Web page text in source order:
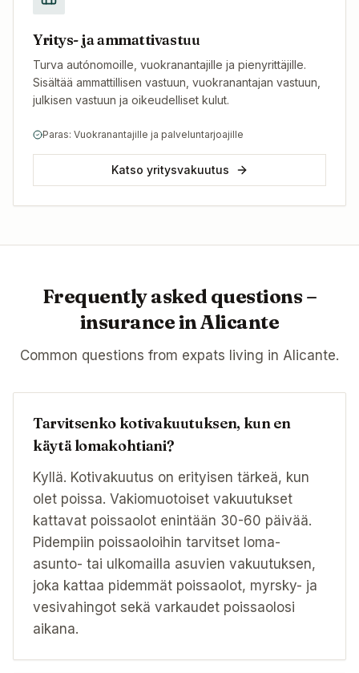
Yritys- ja ammattivastuu
Turva autónomoille, vuokranantajille ja pienyrittäjille.
Sisältää ammattillisen vastuun, vuokranantajan vastuun,
julkisen vastuun ja oikeudelliset kulut.
Paras: Vuokranantajille ja palveluntarjoajille
Katso yritysvakuutus
Frequently asked questions –
insurance inAlicante
Common questions from expats living in Alicante.
Tarvitsenko kotivakuutuksen, kun en
käytä lomakohtiani?
Kyllä. Kotivakuutus on erityisen tärkeä, kun
olet poissa. Vakiomuotoiset vakuutukset
kattavat poissaolot enintään 30-60 päivää.
Pidempiin poissaoloihin tarvitset loma-
asunto- tai ulkomailla asuvien vakuutuksen,
joka kattaa pidemmät poissaolot, myrsky- ja
vesivahingot sekä varkaudet poissaolosi
aikana.